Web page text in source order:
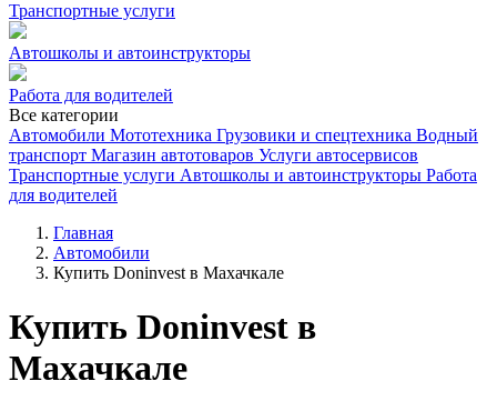
Транспортные услуги
Автошколы и автоинструкторы
Работа для водителей
Все категории
Автомобили Мототехника Грузовики и спецтехника Водный
транспорт Магазин автотоваров Услуги автосервисов
Транспортные услуги Автошколы и автоинструкторы Работа
для водителей
Главная
Автомобили
Купить Doninvest в Махачкале
Купить Doninvest в
Махачкале